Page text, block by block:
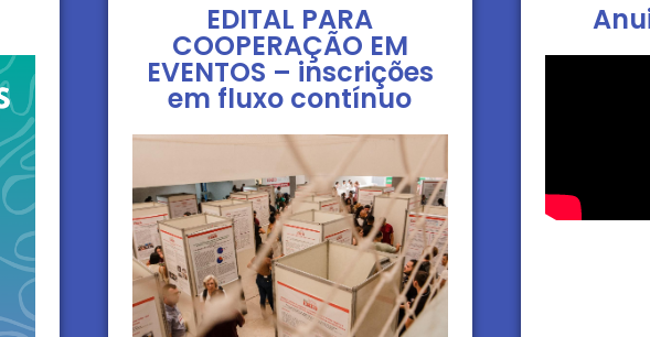
EDITAL PARA
COOPERAÇÃO EM
EVENTOS – inscrições
em fluxo contínuo